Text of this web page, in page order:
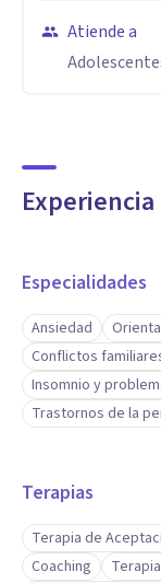
Atiende a
Experiencia
Especialidades
Ansiedad
Conflictos
Insomnio y
Trastornos de la
Terapias
Terapia de
Coaching